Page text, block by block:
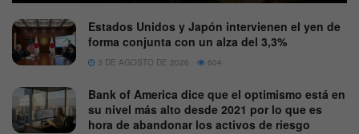
Estados Unidos y Japón intervienen el yen de
forma conjunta con un alza del 3,3%
3 DE AGOSTO DE 2026 604
Bank of America dice que el optimismo está en
su nivel más alto desde 2021 por lo que es
hora de abandonar los activos de riesgo